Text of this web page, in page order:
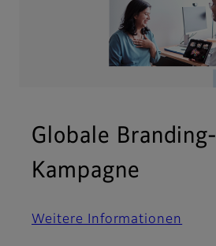
Globale Branding-
Kampagne
Weitere Informationen